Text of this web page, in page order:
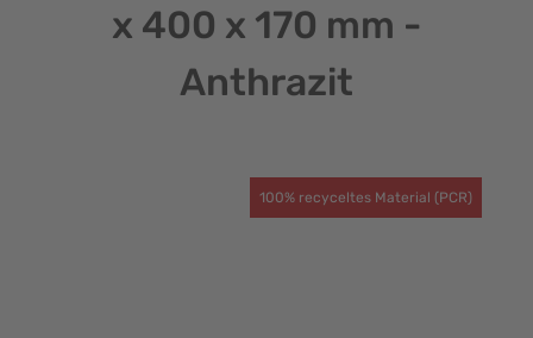
x 400 x 170 mm -
Anthrazit
100% recyceltes Material (PCR)